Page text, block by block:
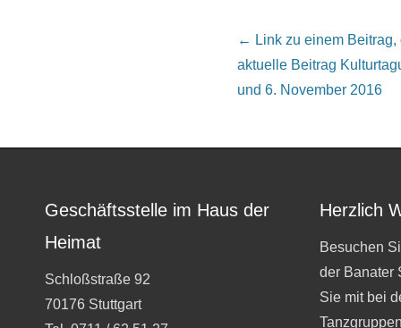
Beitrags Übersicht
← Link zu einem Beitrag,
aktuelle Beitrag
und 6. November 2016
Geschäftsstelle im Haus der
Heimat
Schloßstraße 92
70176 Stuttgart
Herzlich
Besuchen
der Banater
Sie mit bei